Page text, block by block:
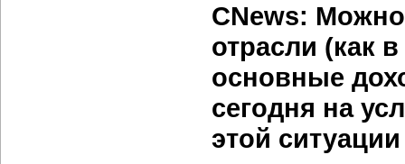
CNews:
отрасли (как
основные
сегодня на
этой